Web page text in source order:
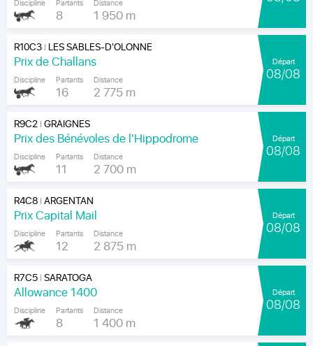
Discipline Partants
8
Distance
1 950 m
R10C3| LES SABLES-D'OLONNE
Prix de Challans
Discipline Partants
16
Distance
2 775 m
Départ
08/08
R9C2|GRAIGNES
Prix des Bénévoles de l'Hippodrome
Discipline Partants
11
Distance
2 700 m
Départ
08/08
R4C8|ARGENTAN
Prix Capital Mail
Discipline Partants
12
Distance
2 875 m
Départ
08/08
R7C5|SARATOGA
Allowance 1400
Discipline Partants
8
Distance
1 400 m
Départ
08/08